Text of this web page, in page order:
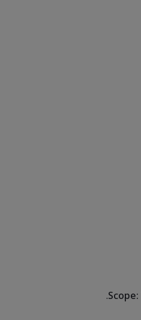
Scope: